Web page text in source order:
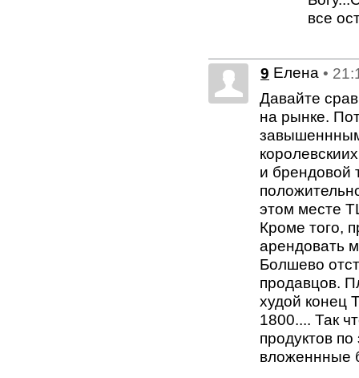
все
9 Елена •
Давайте
на рынке.
и брендовой
этом месте
Кроме того,
арендовать
Болшево
продавцов.
худой конец
1800.... Так
продуктов
вложеннные